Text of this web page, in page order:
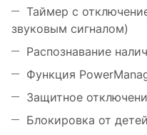
Таймер с
звуковым сигналом)
Распознавание
Функция
Защитное
Блокировка от детей